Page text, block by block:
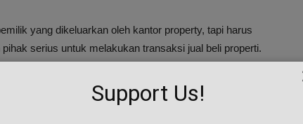
yang dikeluarkan oleh kantor property, tapi harus
serius untuk melakukan transaksi jual beli properti.
berapa, pelunasan berapa dan tanggal berapa.
apa, bila pembatalan dari pemilik
dg pemilik. Ini demi keamanan pembeli.
Support Us!